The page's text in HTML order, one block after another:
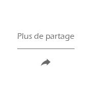
Plus de partage